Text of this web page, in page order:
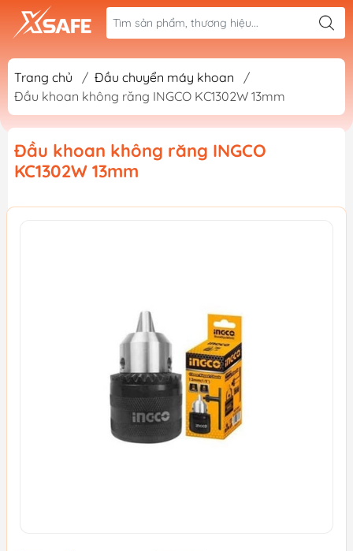
Trang chủ / Đầu chuyển máy khoan
/
Đầu khoan không răng INGCO KC1302W 13mm
Đầu khoan không răng INGCO
KC1302W 13mm